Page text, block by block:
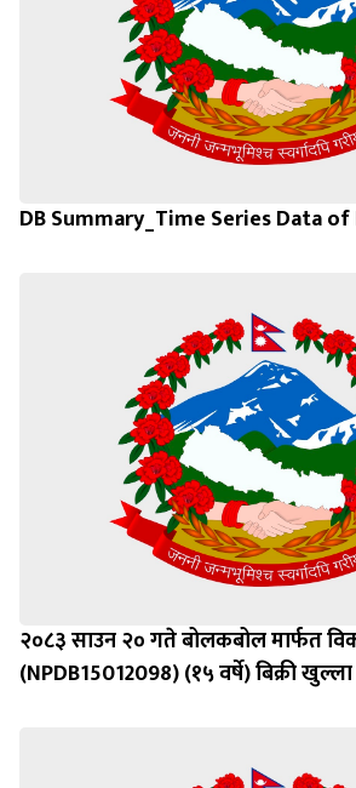
DB Summary_Time Series Data of
२०८३ साउन २० गते बोलकबोल मार्फत
(NPDB15012098) (१५ वर्षे) बिक्री